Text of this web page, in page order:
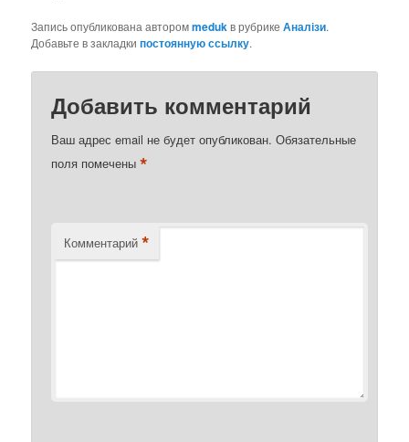
Запись опубликована авторомmedukв рубрикеАналізи.
Добавьте в закладкипостоянную ссылку.
Добавить комментарий
Ваш адрес email не будет опубликован. Обязательные
поля помечены*
Комментарий *